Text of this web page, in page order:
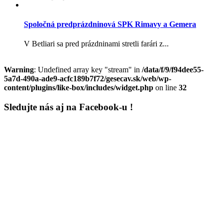
Spoločná predprázdninová SPK Rimavy a Gemera
V Betliari sa pred prázdninami stretli farári z...
Warning: Undefined array key "stream" in /data/f/9/f94dee55-
5a7d-490a-ade9-acfc189b7f72/gesecav.sk/web/wp-
content/plugins/like-box/includes/widget.php on line 32
Sledujte nás aj na Facebook-u !